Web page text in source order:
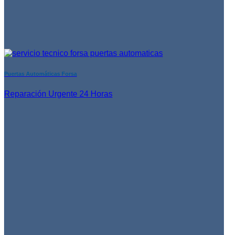
Puertas Automáticas Forsa
Reparación Urgente 24 Horas